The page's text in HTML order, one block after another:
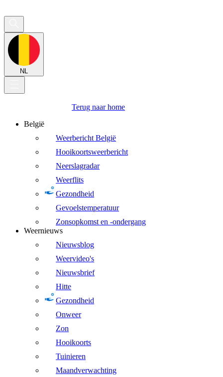
NL
Terug naar home
België
Weerbericht België
Hooikoortsweerbericht
Neerslagradar
Weerflits
Gezondheid
Gevoelstemperatuur
Zonsopkomst en -ondergang
Weernieuws
Nieuwsblog
Weervideo's
Nieuwsbrief
Hitte
Gezondheid
Onweer
Zon
Hooikoorts
Tuinieren
Maandverwachting